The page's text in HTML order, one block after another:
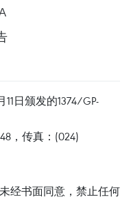
日颁发的1374/GP-
，传真：(024)
经书面同意，禁止任何